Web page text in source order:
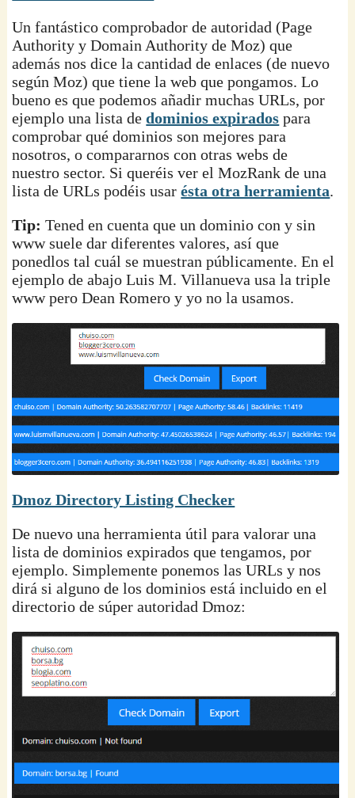
Un fantástico comprobador de autoridad (Page
Authority y Domain Authority de Moz) que
además nos dice la cantidad de enlaces (de nuevo
según Moz) que tiene la web que pongamos. Lo
bueno es que podemos añadir muchas URLs, por
ejemplo una lista dedominios expirados para
comprobar qué dominios son mejores para
nosotros, o compararnos con otras webs de
nuestro sector. Si queréis ver el MozRank de una
lista de URLs podéis usarésta otra herramienta.
Tip: Tened en cuenta que un dominio con y sin
www suele dar diferentes valores, así que
ponedlos tal cuál se muestran públicamente. En el
ejemplo de abajo Luis M. Villanueva usa la triple
www pero Dean Romero y yo no la usamos.
Dmoz Directory Listing Checker
De nuevo una herramienta útil para valorar una
lista de dominios expirados que tengamos, por
ejemplo. Simplemente ponemos las URLs y nos
dirá si alguno de los dominios está incluido en el
directorio de súper autoridad Dmoz: